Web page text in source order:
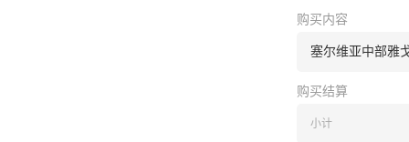
购买内容
塞尔维亚中部雅
购买结算
小计